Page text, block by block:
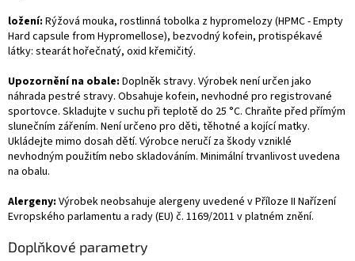
ložení: Rýžová mouka, rostlinná tobolka z hypromelozy (HPMC - Empty
Hard capsule from Hypromellose), bezvodný kofein, protispékavé
látky: stearát hořečnatý, oxid křemičitý.
Upozornění na obale: Doplněk stravy. Výrobek není určen jako
náhrada pestré stravy. Obsahuje kofein, nevhodné pro registrované
sportovce. Skladujte v suchu při teplotě do 25 °C. Chraňte před přímým
slunečním zářením. Není určeno pro děti, těhotné a kojící matky.
Ukládejte mimo dosah dětí. Výrobce neručí za škody vzniklé
nevhodným použitím nebo skladováním. Minimální trvanlivost uvedena
na obalu.
Alergeny: Výrobek neobsahuje alergeny uvedené v Příloze II Nařízení
Evropského parlamentu a rady (EU) č. 1169/2011 v platném znění.
Doplňkové parametry